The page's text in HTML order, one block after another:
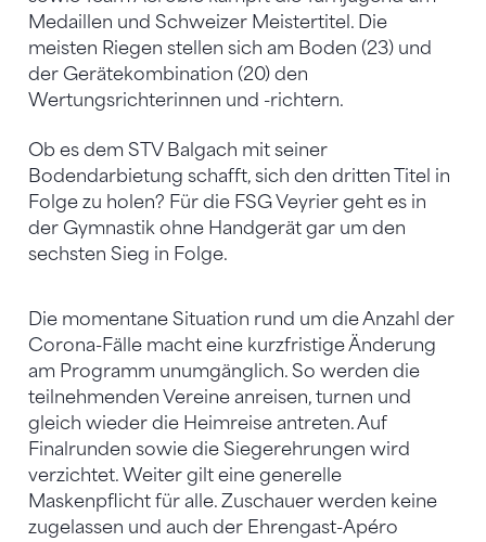
Medaillen und Schweizer Meistertitel. Die
meisten Riegen stellen sich am Boden (23) und
der Gerätekombination (20) den
Wertungsrichterinnen und -richtern.
Ob es dem STV Balgach mit seiner
Bodendarbietung schafft, sich den dritten Titel in
Folge zu holen? Für die FSG Veyrier geht es in
der Gymnastik ohne Handgerät gar um den
sechsten Sieg in Folge.
Die momentane Situation rund um die Anzahl der
Corona-Fälle macht eine kurzfristige Änderung
am Programm unumgänglich. So werden die
teilnehmenden Vereine anreisen, turnen und
gleich wieder die Heimreise antreten. Auf
Finalrunden sowie die Siegerehrungen wird
verzichtet. Weiter gilt eine generelle
Maskenpflicht für alle. Zuschauer werden keine
zugelassen und auch der Ehrengast-Apéro